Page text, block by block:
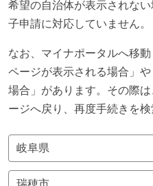
希望の自治体が表示されな
子申請に対応していません。
なお、マイナポータルへ移
ページが表示される場合」
場合」があります。その際
ージへ戻り、再度手続きを検